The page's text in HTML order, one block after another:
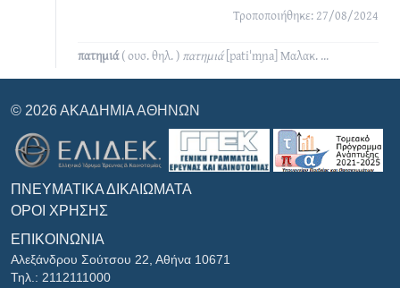
Τροποποιήθηκε: 27/08/2024
πατημιά( ουσ. θηλ. ) πατημιά [patiˈmɲa] Μαλακ. ...
© 2026 ΑΚΑΔΗΜΊΑ ΑΘΗΝΏΝ
ΠΝΕΥΜΑΤΙΚΆ ΔΙΚΑΙΏΜΑΤΑ
ΌΡΟΙ ΧΡΉΣΗΣ
ΕΠΙΚΟΙΝΩΝΊΑ
Αλεξάνδρου Σούτσου 22, Αθήνα 10671
Τηλ.: 2112111000